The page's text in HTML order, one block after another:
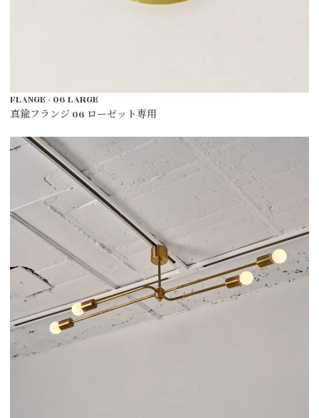
FLANGE - 06 LARGE
真鍮フランジ 06 ローゼット専用